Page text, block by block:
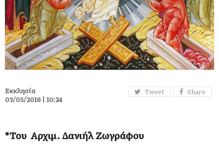
Tweet Share
Εκκλησία
03/05/2016 | 10:24
*Του Αρχιμ. Δανιήλ Ζωγράφου